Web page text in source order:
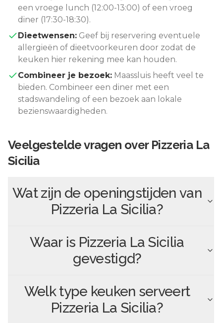
een vroege lunch (12:00-13:00) of een vroeg
diner (17:30-18:30).
Dieetwensen: Geef bij reservering eventuele
allergieën of dieetvoorkeuren door zodat de
keuken hier rekening mee kan houden.
Combineer je bezoek: Maassluis heeft veel te
bieden. Combineer een diner met een
stadswandeling of een bezoek aan lokale
bezienswaardigheden.
Veelgestelde vragen over Pizzeria La
Sicilia
Wat zijn de openingstijden van
Pizzeria La Sicilia?
Waar is Pizzeria La Sicilia
gevestigd?
Welk type keuken serveert
Pizzeria La Sicilia?